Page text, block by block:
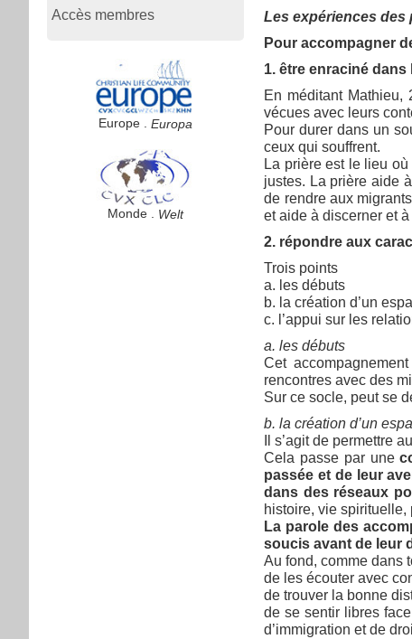
Accès membres
Europe . Europa
Monde . Welt
Les expériences des
Pour accompagner
1. être enraciné
En méditant Mathieu,
vécues avec leurs
Pour durer dans un
ceux qui souffrent.
La prière est le lieu
justes. La prière aide
de rendre aux
et aide à discerner et
2. répondre aux
Trois points
a. les débuts
b. la création d’un
c. l’appui sur les
a. les débuts
Cet
rencontres avec des
Sur ce socle, peut se
b. la création d’un
Il s’agit de permettre
Cela passe par une
passée et de leur
dans des réseaux
histoire, vie
La parole des
soucis avant de leur
Au fond, comme dans
de les écouter avec
de trouver la bonne
de se sentir libres
d’immigration et de